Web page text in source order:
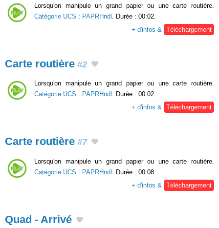
Lorsqu'on manipule un grand papier ou une carte routière.
Catégorie UCS : PAPRHndl . Durée : 00:02.
+ d'infos &
Téléchargement
Carte routière #2
Lorsqu'on manipule un grand papier ou une carte routière.
Catégorie UCS : PAPRHndl . Durée : 00:02.
+ d'infos & Téléchargement
Carte routière #7
Lorsqu'on manipule un grand papier ou une carte routière.
Catégorie UCS : PAPRHndl . Durée : 00:08.
+ d'infos & Téléchargement
Quad - Arrivé